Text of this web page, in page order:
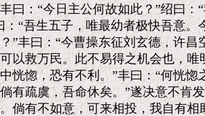
曰：“今日主公何故如此？”绍曰：
：“吾生五子，唯最幼者极快吾意。
”丰曰：“今曹操东征刘玄德，许昌
以救万民。此不易得之机会也，唯
恍惚，恐有不利。”丰曰：“何恍惚
有疏虞，吾命休矣。”遂决意不肯
倘有不如意，可来相投，我自有